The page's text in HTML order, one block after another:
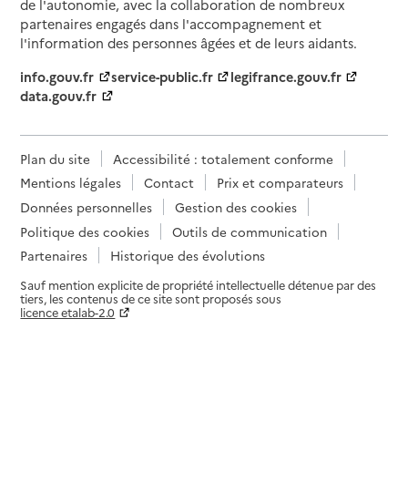
de l'autonomie, avec la collaboration de nombreux
partenaires engagés dans l'accompagnement et
l'information des personnes âgées et de leurs aidants.
info.gouv.fr
service-public.fr
legifrance.gouv.fr
data.gouv.fr
Plan du site
Accessibilité : totalement conforme
Mentions légales
Contact
Prix et comparateurs
Données personnelles
Gestion des cookies
Politique des cookies
Outils de communication
Partenaires
Historique des évolutions
Sauf mention explicite de propriété intellectuelle détenue par des
tiers, les contenus de ce site sont proposés sous
licence etalab-2.0